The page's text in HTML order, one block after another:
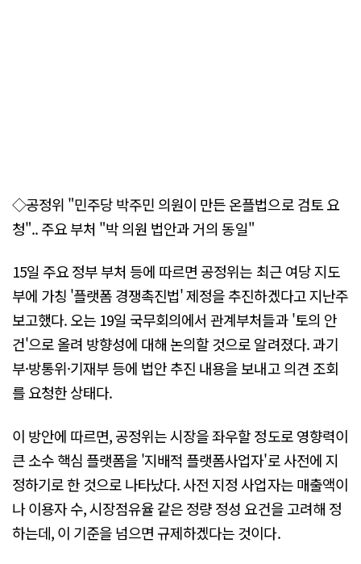
◇공정위 "민주당 박주민 의원이 만든 온플법으로 검토 요
청".. 주요 부처 "박 의원 법안과 거의 동일"
15일 주요 정부 부처 등에 따르면 공정위는 최근 여당 지도
부에 가칭 '플랫폼 경쟁촉진법' 제정을 추진하겠다고 지난주
보고했다. 오는 19일 국무회의에서 관계부처들과 '토의 안
건'으로 올려 방향성에 대해 논의할 것으로 알려졌다. 과기
부·방통위·기재부 등에 법안 추진 내용을 보내고 의견 조회
를 요청한 상태다.
이 방안에 따르면, 공정위는 시장을 좌우할 정도로 영향력이
큰 소수 핵심 플랫폼을 '지배적 플랫폼사업자'로 사전에 지
정하기로 한 것으로 나타났다. 사전 지정 사업자는 매출액이
나 이용자 수, 시장점유율 같은 정량 정성 요건을 고려해 정
하는데, 이 기준을 넘으면 규제하겠다는 것이다.